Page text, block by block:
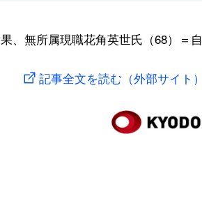
、無所属現職花角英世氏（68）＝自
記事全文を読む（外部サイト）